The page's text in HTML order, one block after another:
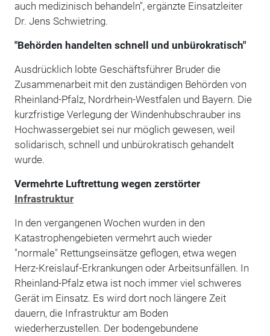
auch medizinisch behandeln", ergänzte Einsatzleiter
Dr. Jens Schwietring.
"Behörden handelten schnell und unbürokratisch"
Ausdrücklich lobte Geschäftsführer Bruder die
Zusammenarbeit mit den zuständigen Behörden von
Rheinland-Pfalz, Nordrhein-Westfalen und Bayern. Die
kurzfristige Verlegung der Windenhubschrauber ins
Hochwassergebiet sei nur möglich gewesen, weil
solidarisch, schnell und unbürokratisch gehandelt
wurde.
Vermehrte Luftrettung wegen zerstörter
Infrastruktur
In den vergangenen Wochen wurden in den
Katastrophengebieten vermehrt auch wieder
"normale" Rettungseinsätze geflogen, etwa wegen
Herz-Kreislauf-Erkrankungen oder Arbeitsunfällen. In
Rheinland-Pfalz etwa ist noch immer viel schweres
Gerät im Einsatz. Es wird dort noch längere Zeit
dauern, die Infrastruktur am Boden
wiederherzustellen. Der bodengebundene